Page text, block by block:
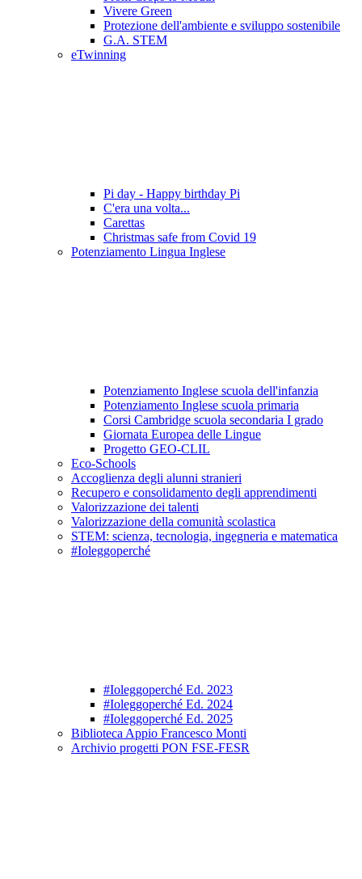
Vivere Green
Protezione dell'ambiente e sviluppo sostenibile
G.A. STEM
eTwinning
Pi day - Happy birthday Pi
C'era una volta...
Carettas
Christmas safe from Covid 19
Potenziamento Lingua Inglese
Potenziamento Inglese scuola dell'infanzia
Potenziamento Inglese scuola primaria
Corsi Cambridge scuola secondaria I grado
Giornata Europea delle Lingue
Progetto GEO-CLIL
Eco-Schools
Accoglienza degli alunni stranieri
Recupero e consolidamento degli apprendimenti
Valorizzazione dei talenti
Valorizzazione della comunità scolastica
STEM: scienza, tecnologia, ingegneria e matematica
#Ioleggoperché
#Ioleggoperché Ed. 2023
#Ioleggoperché Ed. 2024
#Ioleggoperché Ed. 2025
Biblioteca Appio Francesco Monti
Archivio progetti PON FSE-FESR